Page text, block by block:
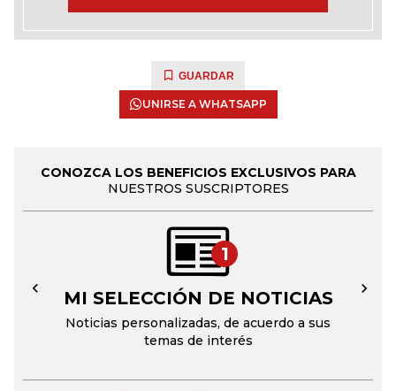
GUARDAR
UNIRSE A WHATSAPP
CONOZCA LOS BENEFICIOS EXCLUSIVOS PARA
NUESTROS SUSCRIPTORES
1
MI SELECCIÓN DE NOTICIAS
Noticias personalizadas, de acuerdo a sus
temas de interés
← →